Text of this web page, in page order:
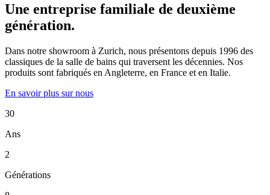
Une entreprise familiale de deuxième
génération.
Dans notre showroom à Zurich, nous présentons depuis 1996 des
classiques de la salle de bains qui traversent les décennies. Nos
produits sont fabriqués en Angleterre, en France et en Italie.
En savoir plus sur nous
30
Ans
2
Générations